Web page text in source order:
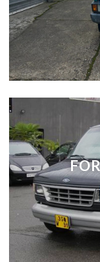
www.cineautos.com